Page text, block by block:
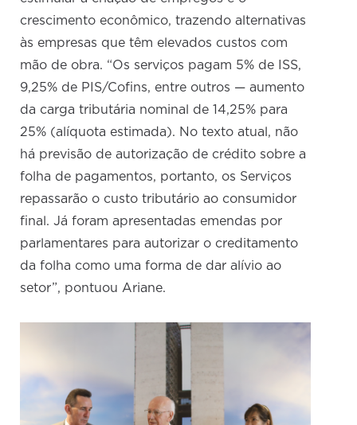
crescimento econômico, trazendo alternativas
às empresas que têm elevados custos com
mão de obra. “Os serviços pagam 5% de ISS,
9,25% de PIS/Cofins, entre outros — aumento
da carga tributária nominal de 14,25% para
25% (alíquota estimada). No texto atual, não
há previsão de autorização de crédito sobre a
folha de pagamentos, portanto, os Serviços
repassarão o custo tributário ao consumidor
final. Já foram apresentadas emendas por
parlamentares para autorizar o creditamento
da folha como uma forma de dar alívio ao
setor”, pontuou Ariane.